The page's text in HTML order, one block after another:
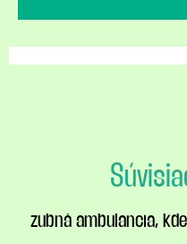
zubná ambulancia,